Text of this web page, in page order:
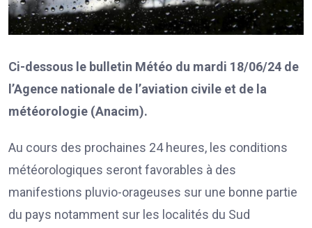
Ci-dessous le bulletin Météo du mardi 18/06/24 de
l’Agence nationale de l’aviation civile et de la
météorologie (Anacim).
Au cours des prochaines 24 heures, les conditions
météorologiques seront favorables à des
manifestions pluvio-orageuses sur une bonne partie
du pays notamment sur les localités du Sud